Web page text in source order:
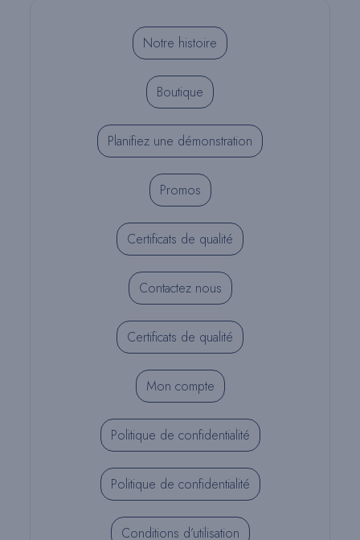
Notre histoire
Boutique
Planifiez une démonstration
Promos
Certificats de qualité
Contactez nous
Certificats de qualité
Mon compte
Politique de confidentialité
Politique de confidentialité
Conditions d’utilisation